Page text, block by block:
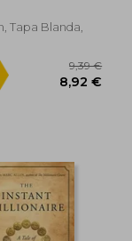
Tapa Blanda,